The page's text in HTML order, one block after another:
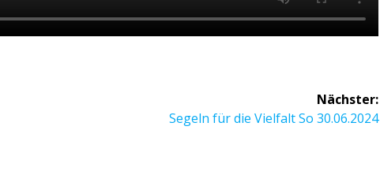
Nächster:
Nächster
Segeln für die Vielfalt So 30.06.2024